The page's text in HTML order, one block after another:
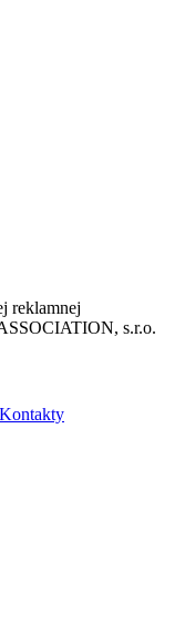
reklamnej
s.r.o.
Kontakty